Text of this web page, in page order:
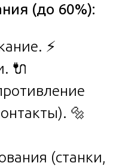
(до 60%):
⚡
🔌
🔩
(станки,